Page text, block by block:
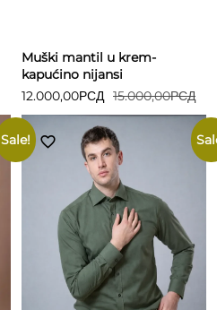
Muški mantil u krem-
kapućino nijansi
15.000,00РСД
12.000,00РСД
Sale!